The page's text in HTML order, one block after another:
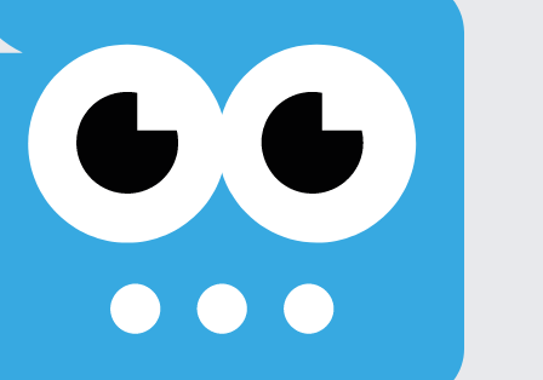
Montag, Dienstag, Freitag:
8:00 - 12:00 Uhr
Donnerstag:
8:00 - 12:00 Uhr
14:00 - 18:00 Uhr
geschlossen